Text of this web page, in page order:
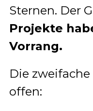
Sternen. Der
Projekte
Vorrang.
Die
offen: